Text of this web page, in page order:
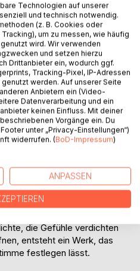
Entscheidungen treffen
prägen und schließlich
vielschichtige Sammlung
literarischen
Momentenaufnahmen.
verweben sich mit
Leben hinausreichen.
und Vorstellungskraft
inneren Kämpfen,
die Gefühle verdichten
entsteht ein Werk, das
festlegen lässt.
Technologien auf unserer
und technisch notwendig.
(z. B. Cookies oder
um zu messen, wie häufig
wird. Wir verwenden
und setzen hierzu
Drittanbieter ein, wodurch ggf.
Tracking-Pixel, IP-Adressen
werden. Auf unserer Seite
Anbietern ein (Video-
Datenverarbeitung und ein
keinen Einfluss. Mit deiner
Vorgänge ein. Du
unter „Privacy-Einstellungen“)
widerrufen. (BoD-Impressum)
ANPASSEN